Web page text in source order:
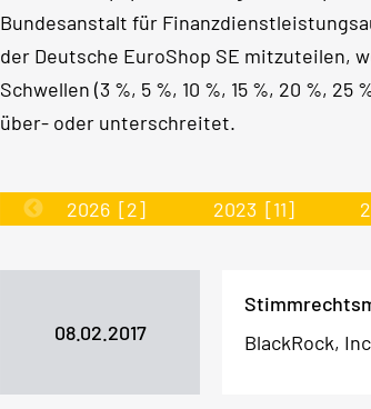
Bundesanstalt für
der Deutsche EuroShop SE mitzuteilen,
Schwellen (3 %, 5 %, 10 %, 15 %, 20 %,
über- oder unterschreitet.
2026 [2] 2023 [11]
08.02.2017
BlackRock,